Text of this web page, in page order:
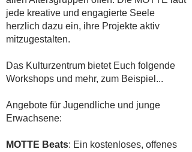
jede kreative und engagierte Seele
herzlich dazu ein, ihre Projekte aktiv
mitzugestalten.
Das Kulturzentrum bietet Euch folgende
Workshops und mehr, zum Beispiel...
Angebote für Jugendliche und junge
Erwachsene:
MOTTE Beats: Ein kostenloses, offenes